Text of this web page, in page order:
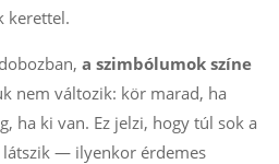
kerettel.
a szimbólumok színe
nem változik: kör marad, ha
ha ki van. Ez jelzi, hogy túl sok a
látszik — ilyenkor érdemes